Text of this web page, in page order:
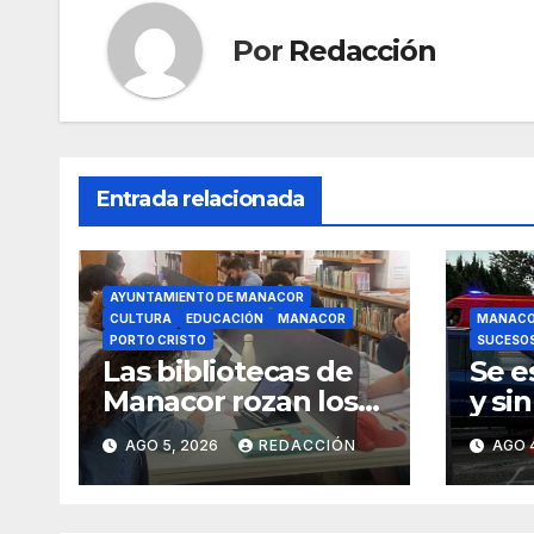
k
Por Redacción
Entrada relacionada
AYUNTAMIENTO DE MANACOR
CULTURA
EDUCACIÓN
MANACOR
PORTO CRISTO
Las bibliotecas de
Manacor rozan los
18.000 usuarios
AGO 5, 2026 REDACCIÓN
Se
y
unAGO